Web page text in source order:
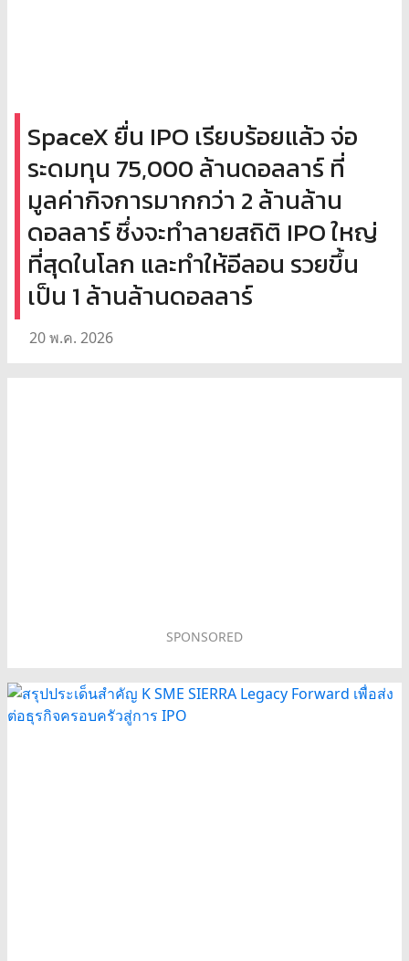
SpaceX ยื่น IPO เรียบร้อยแล้ว จ่อ
ระดมทุน 75,000 ล้านดอลลาร์ ที่
มูลค่ากิจการมากกว่า 2 ล้านล้าน
ดอลลาร์ ซึ่งจะทำลายสถิติ IPO ใหญ่
ที่สุดในโลก และทำให้อีลอน รวยขึ้น
เป็น 1 ล้านล้านดอลลาร์
20 พ.ค. 2026
SPONSORED